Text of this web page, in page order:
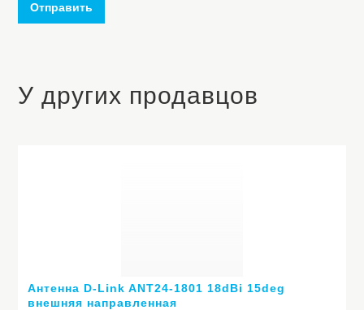
Отправить
У других продавцов
Антенна D-Link ANT24-1801 18dBi 15deg
внешняя направленная